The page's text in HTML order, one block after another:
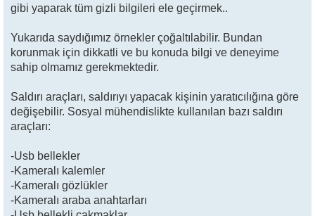
gibi yaparak tüm gizli bilgileri ele geçirmek..
Yukarıda saydığımız örnekler çoğaltılabilir. Bundan
korunmak için dikkatli ve bu konuda bilgi ve deneyime
sahip olmamız gerekmektedir.
Saldırı araçları, saldırıyı yapacak kişinin yaratıcılığına göre
değişebilir. Sosyal mühendislikte kullanılan bazı saldırı
araçları:
-Usb bellekler
-Kameralı kalemler
-Kameralı gözlükler
-Kameralı araba anahtarları